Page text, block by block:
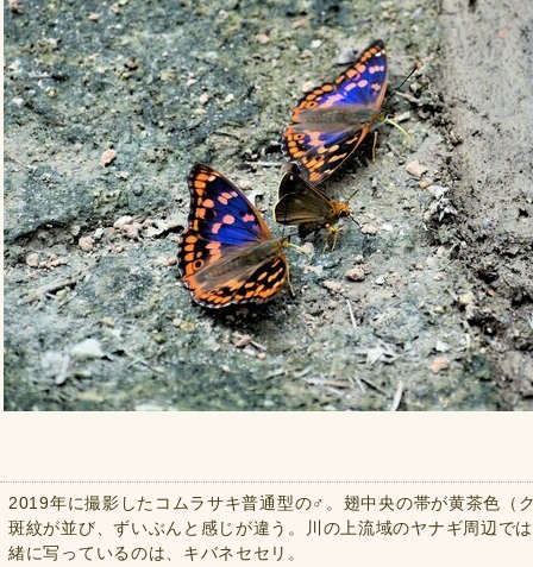
2019年に撮影したコムラサキ普通型の♂。翅中央の帯が黄茶色（
斑紋が並び、ずいぶんと感じが違う。川の上流域のヤナギ周辺で
緒に写っているのは、キバネセセリ。